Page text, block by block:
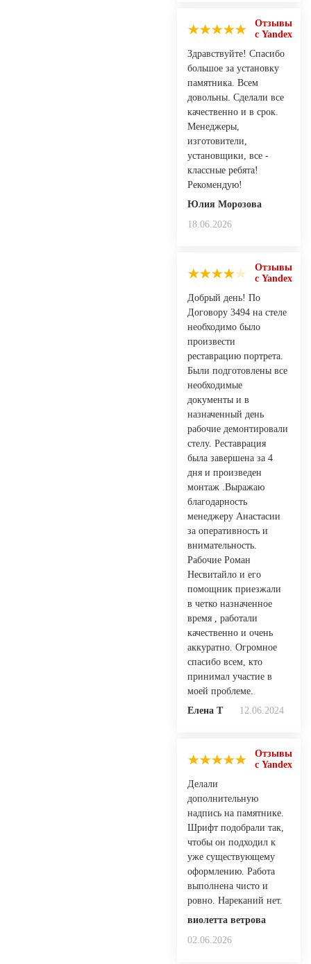
Отзывы
с Yandex
Здравствуйте! Спасибо
большое за установку
памятника. Всем
довольны. Сделали все
качественно и в срок.
Менеджеры,
изготовители,
установщики, все -
классные ребята!
Рекомендую!
Юлия Морозова
18.06.2026
Отзывы
с Yandex
Добрый день! По
Договору 3494 на стеле
необходимо было
произвести
реставрацию портрета.
Были подготовлены все
необходимые
документы и в
назначенный день
рабочие демонтировали
стелу. Реставрация
была завершена за 4
дня и произведен
монтаж .Выражаю
благодарность
менеджеру Анастасии
за оперативность и
внимательность.
Рабочие Роман
Несвитайло и его
помощник приезжали
в четко назначенное
время , работали
качественно и очень
аккуратно. Огромное
спасибо всем, кто
принимал участие в
моей проблеме.
Елена Т
12.06.2024
Отзывы
с Yandex
Делали
дополнительную
надпись на памятнике.
Шрифт подобрали так,
чтобы он подходил к
уже существующему
оформлению. Работа
выполнена чисто и
ровно. Нареканий нет.
виолетта ветрова
02.06.2026